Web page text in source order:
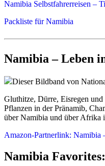
Namibia Selbstfahrerreisen –
Packliste für Namibia
Namibia – Leben
Dieser Bildband von
Gluthitze, Dürre, Eisregen
Pflanzen in der Pränamib,
über Namibia und über Afrika
Amazon-Partnerlink: Namibia
Namibia